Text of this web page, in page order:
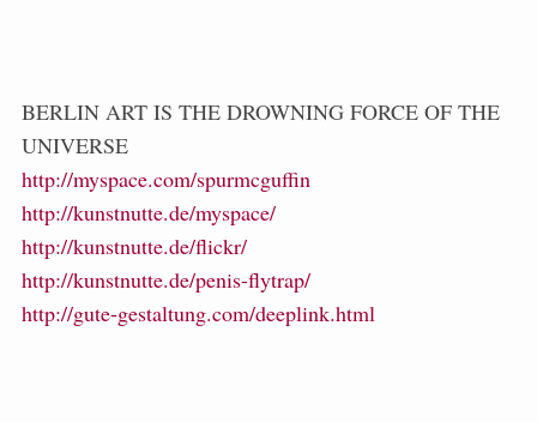
BERLIN ART IS THE DROWNING FORCE OF THE
UNIVERSE
http://myspace.com/spurmcguffin
http://kunstnutte.de/myspace/
http://kunstnutte.de/flickr/
http://kunstnutte.de/penis-flytrap/
http://gute-gestaltung.com/deeplink.html